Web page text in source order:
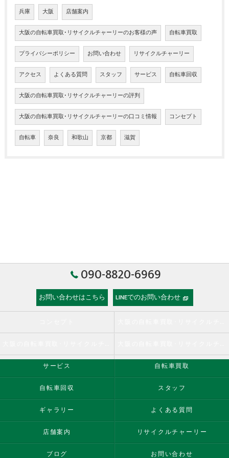
兵庫 大阪 店舗案内
大阪の自転車買取･リサイクルチャーリーのお客様の声 自転車買取
プライバシーポリシー お問い合わせ リサイクルチャーリー
アクセス よくある質問 スタッフ サービス 自転車回収
大阪の自転車買取･リサイクルチャーリーの評判
大阪の自転車買取･リサイクルチャーリーの口コミ情報 コンセプト
自転車 奈良 和歌山 京都 滋賀
090-8820-6969
お問い合わせはこちら LINEでのお問い合わせ
サービス 自転車買取
自転車回収 スタッフ
ギャラリー よくある質問
店舗案内 リサイクルチャーリー
ブログ お問い合わせ